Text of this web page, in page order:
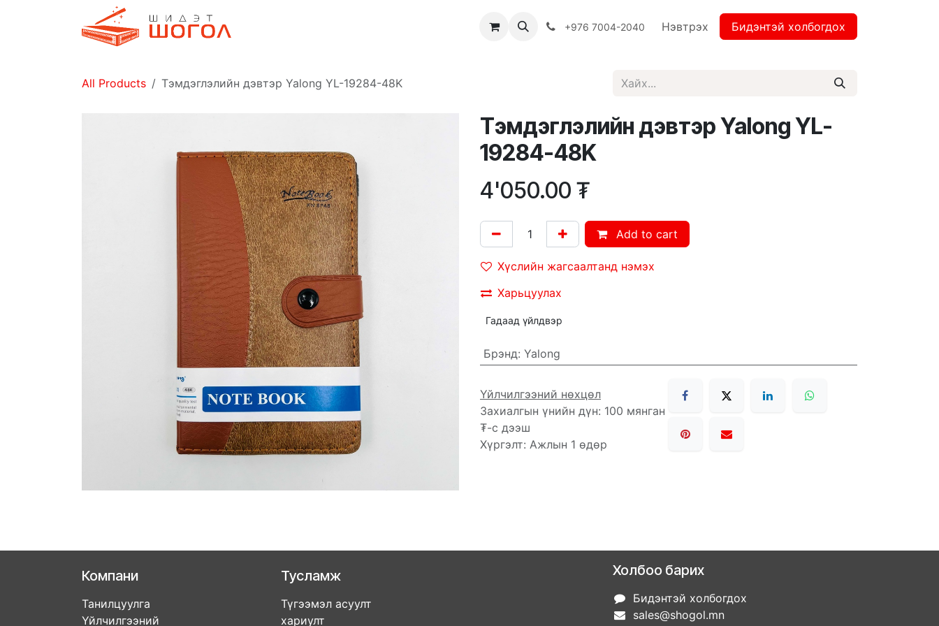
Хямдрал ♻️ Эко шогол+976 7004-2040 Нэвтрэх Бидэнтэй холбогдох
All Products Тэмдэглэлийн дэвтэр Yalong YL-19284-48K
Тэмдэглэлийн дэвтэр Yalong YL-
19284-48K
4'050.00 ₮
Add to cart
Хүслийн жагсаалтанд нэмэх
Харьцуулах
Гадаад үйлдвэр
Брэнд: Yalong
Үйлчилгээний нөхцөл
Захиалгын үнийн дүн: 100 мянган
₮-с дээш
Хүргэлт: Ажлын 1 өдөр
Компани
Танилцуулга
Үйлчилгээний
Тусламж
Түгээмэл асуулт
хариулт
Холбоо барих
Бидэнтэй холбогдох
sales@shogol.mn